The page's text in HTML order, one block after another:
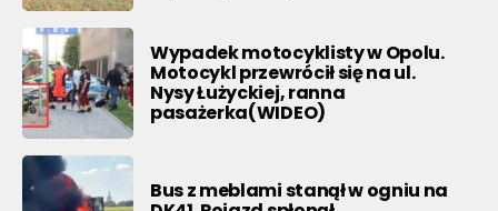
Wypadek motocyklisty w Opolu.
Motocykl przewrócił się na ul.
Nysy Łużyckiej, ranna
pasażerka(WIDEO)
Bus z meblami stanął w ogniu na